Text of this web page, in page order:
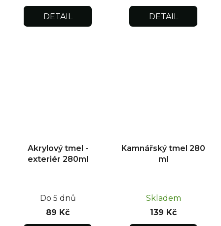
DETAIL DETAIL
Akrylový tmel -
exteriér 280ml
Do 5 dnů
89 Kč
Kamnářský tmel 280
ml
Skladem
139 Kč